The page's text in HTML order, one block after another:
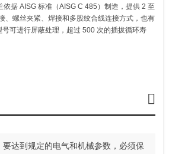
据 AISG 标准（AISG C 485）制造，提供 2 至
、螺丝夹紧、焊接和多股绞合线连接方式，也有
可进行屏蔽处理，超过 500 次的插拔循环寿
要达到规定的电气和机械参数，必须保